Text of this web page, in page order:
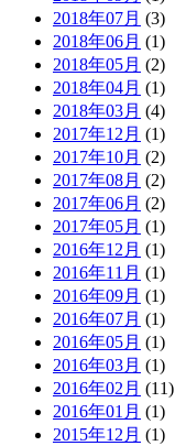
2018年07月 (3)
2018年06月 (1)
2018年05月 (2)
2018年04月 (1)
2018年03月 (4)
2017年12月 (1)
2017年10月 (2)
2017年08月 (2)
2017年06月 (2)
2017年05月 (1)
2016年12月 (1)
2016年11月 (1)
2016年09月 (1)
2016年07月 (1)
2016年05月 (1)
2016年03月 (1)
2016年02月 (11)
2016年01月 (1)
2015年12月 (1)